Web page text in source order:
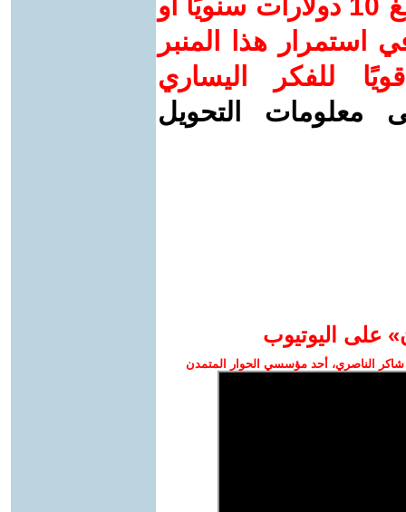
استمرار هذا المنبر
للفكر اليساري
معلومات التحويل
على اليوتيوب
الناصري، أحد مؤسسي الحوار المتمدن